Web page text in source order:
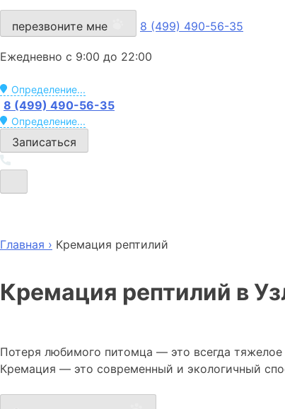
перезвоните мне 8 (499) 490-56-35
Ежедневно с 9:00 до 22:00
Определение...
8 (499) 490-56-35
Определение...
Записаться
Главная › Кремация рептилий
Кремация рептилий в
Потеря любимого питомца — это всегда
Кремация — это современный и экологичный